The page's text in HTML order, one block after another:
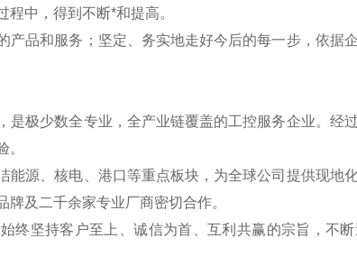
中，得到不断*和提高。
产品和服务；坚定、务实地走好今后的每一步，依据
是极少数全专业，全产业链覆盖的工控服务企业。经
。
能源、核电、港口等重点板块，为全球公司提供现地
及二千余家专业厂商密切合作。
终坚持客户至上、诚信为首、互利共赢的宗旨，不